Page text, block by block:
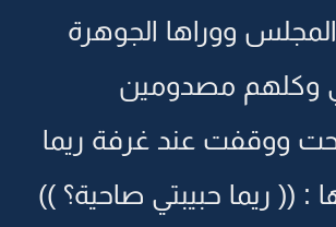
ووراها الجوهرة
وكلهم مصدومين
ووقفت عند غرفة ريما
(( ريما حبيبتي صاحية؟ ))